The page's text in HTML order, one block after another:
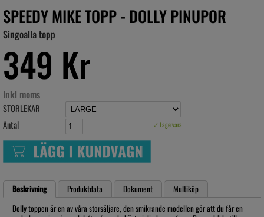
SPEEDY MIKE TOPP - DOLLY PINUPOR
Singoalla topp
349 Kr
Inkl moms
STORLEKAR
Antal
✓ Lagervara
Beskrivning Produktdata Dokument
Multiköp
Dolly toppen är en av våra storsäljare, den smikrande modellen gör att du får en